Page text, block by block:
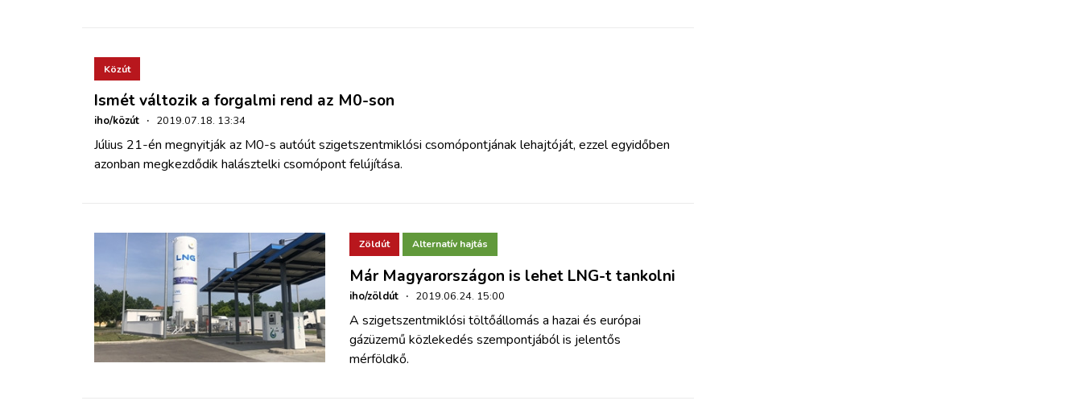
Közút
Ismét változik a forgalmi rend az M0-son
iho/közút · 2019.07.18. 13:34
Július 21-én megnyitják az M0-s autóút szigetszentmiklósi csomópontjának lehajtóját, ezzel egyidőben
azonban megkezdődik halásztelki csomópont felújítása.
Zöldút Alternatív hajtás
Már Magyarországon is lehet LNG-t tankolni
iho/zöldút · 2019.06.24. 15:00
A szigetszentmiklósi töltőállomás a hazai és európai
gázüzemű közlekedés szempontjából is jelentős
mérföldkő.